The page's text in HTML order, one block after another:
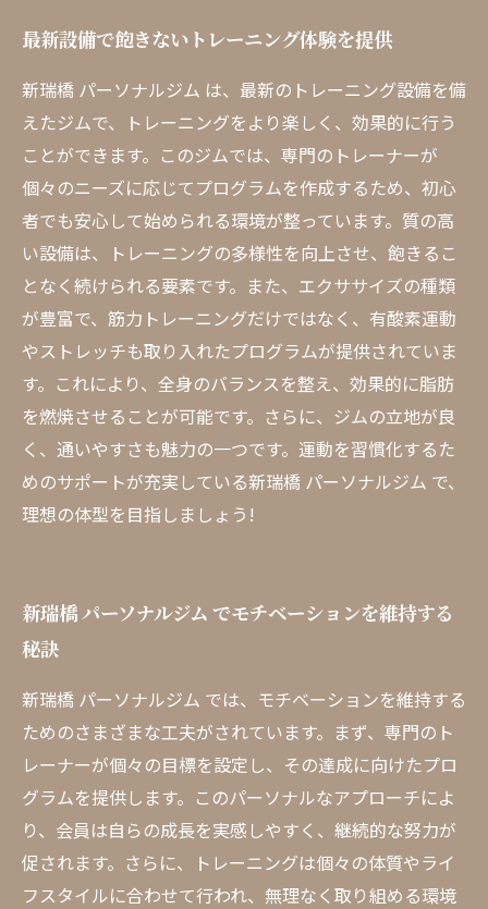
最新設備で飽きないトレーニング体験を提供
新瑞橋 パーソナルジム は、最新のトレーニング設備を備
えたジムで、トレーニングをより楽しく、効果的に行う
ことができます。このジムでは、専門のトレーナーが
個々のニーズに応じてプログラムを作成するため、初心
者でも安心して始められる環境が整っています。質の高
い設備は、トレーニングの多様性を向上させ、飽きるこ
となく続けられる要素です。また、エクササイズの種類
が豊富で、筋力トレーニングだけではなく、有酸素運動
やストレッチも取り入れたプログラムが提供されていま
す。これにより、全身のバランスを整え、効果的に脂肪
を燃焼させることが可能です。さらに、ジムの立地が良
く、通いやすさも魅力の一つです。運動を習慣化するた
めのサポートが充実している新瑞橋 パーソナルジム で、
理想の体型を目指しましょう!
新瑞橋 パーソナルジム でモチベーションを維持する
秘訣
新瑞橋 パーソナルジム では、モチベーションを維持する
ためのさまざまな工夫がされています。まず、専門のト
レーナーが個々の目標を設定し、その達成に向けたプロ
グラムを提供します。このパーソナルなアプローチによ
り、会員は自らの成長を実感しやすく、継続的な努力が
促されます。さらに、トレーニングは個々の体質やライ
フスタイルに合わせて行われ、無理なく取り組める環境